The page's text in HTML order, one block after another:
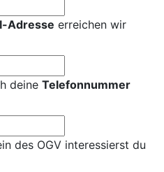
Adresse erreichen wir
deine Telefonnummer
des OGV interessierst du